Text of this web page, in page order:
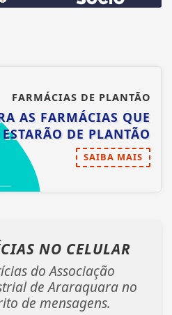
FARMÁCIAS DE PLANTÃO
AS FARMÁCIAS QUE
ESTARÃO DE PLANTÃO
SAIBA MAIS
NO CELULAR
do Associação
de Araraquara no
de mensagens.